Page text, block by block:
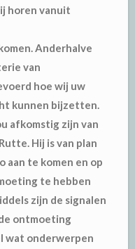
horen vanuit
Anderhalve
van
hoe wij uw
kunnen bijzetten.
afkomstig zijn van
Hij is van plan
aan te komen en op
te hebben
zijn de signalen
ontmoeting
wat onderwerpen